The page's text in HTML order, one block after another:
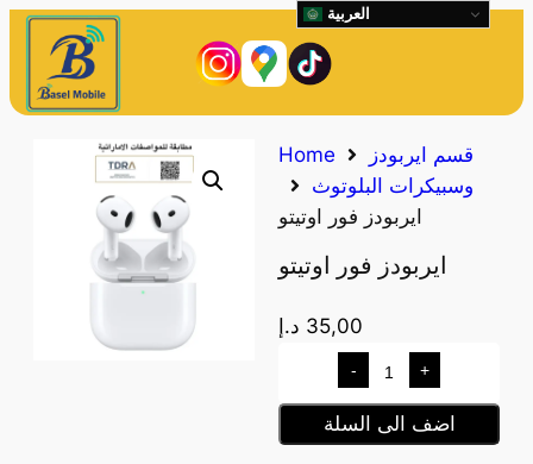
Home
قسم ايربودز
وسبيكرات البلوتوث
ايربودز فور اوتيتو
ايربودز فور اوتيتو
35,00 د.إ
- +
اضف الى السلة
العربية